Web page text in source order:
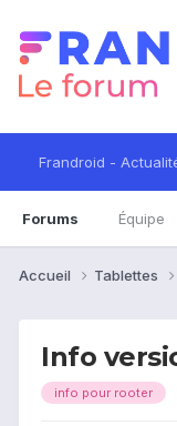
Frandroid -
Forums Équipe
Accueil Tablettes
Info
info pour rooter